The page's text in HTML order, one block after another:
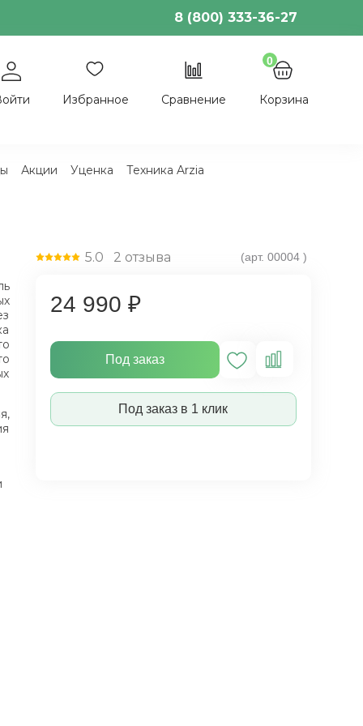
8 (800) 333-36-27
Избранное Сравнение
0
Корзина
Акции Уценка Техника Arzia
5.0 2 отзыва (арт. 00004 )
24 990 ₽
Под заказ
Под заказ в 1 клик